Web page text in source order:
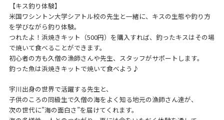
【キス釣り体験】
米国ワシントン大学シアトル校の先生と一緒に、キスの生態や釣り方
を学びながら釣り体験。
つれたよ！浜焼きキット（500円）を購入すれば、釣ったキスはその場
で焼いて食べることができます。
初心者の方も久僧の漁師さんや先生、スタッフがサポートします。
釣った魚は浜焼きキットで焼いて食べよう♪
宇川出身の世界で活躍する先生と、
子供のころの同級生で久僧の海をよく知る地元の漁師さん達が、
次の世代に”海の面白さ”を届けてくれます。